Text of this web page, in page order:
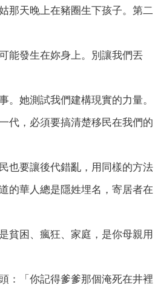
那天晚上在豬圈生下孩子。第二
能發生在妳身上。別讓我們丟
她測試我們建構現實的力量。
代，必須要搞清楚移民在我們的
也要讓後代錯亂，用同樣的方法
的華人總是隱姓埋名，寄居者在
貧困、瘋狂、家庭，是你母親用
：「你記得爹爹那個淹死在井裡